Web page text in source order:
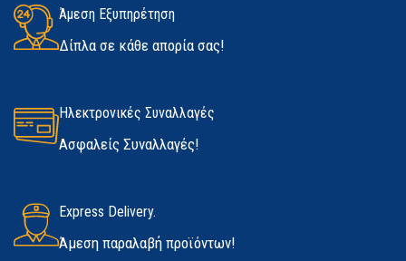
Άμεση Εξυπηρέτηση
Δίπλα σε κάθε απορία σας!
Ηλεκτρονικές Συναλλαγές
Ασφαλείς Συναλλαγές!
Express Delivery.
Άμεση παραλαβή προϊόντων!